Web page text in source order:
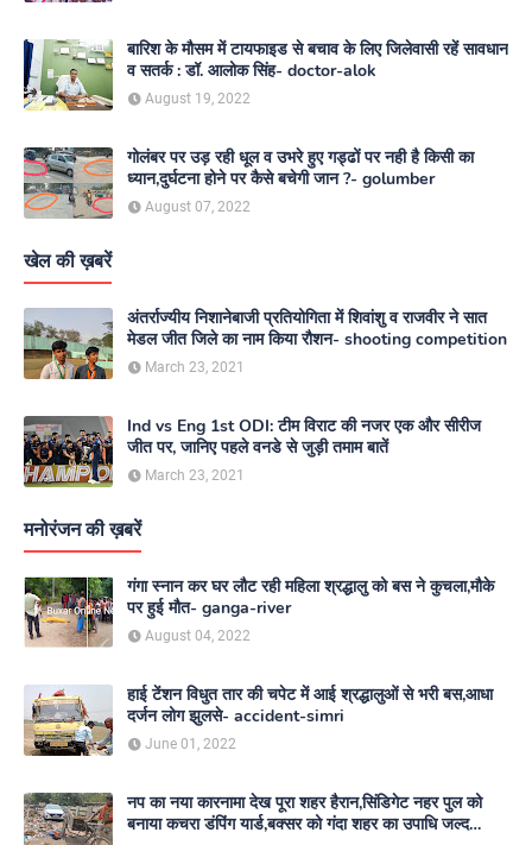
बारिश के मौसम में टायफाइड से बचाव के लिए जिलेवासी रहें सावधान
व सतर्क : डॉ. आलोक सिंह- doctor-alok
August 19, 2022
गोलंबर पर उड़ रही धूल व उभरे हुए गड्ढों पर नही है किसी का
ध्यान,दुर्घटना होने पर कैसे बचेगी जान ?- golumber
August 07, 2022
खेल की ख़बरें
अंतर्राज्यीय निशानेबाजी प्रतियोगिता में शिवांशु व राजवीर ने सात
मेडल जीत जिले का नाम किया रौशन- shooting competition
March 23, 2021
Ind vs Eng 1st ODI: टीम विराट की नजर एक और सीरीज
जीत पर, जानिए पहले वनडे से जुड़ी तमाम बातें
March 23, 2021
मनोरंजन की ख़बरें
गंगा स्नान कर घर लौट रही महिला श्रद्धालु को बस ने कुचला,मौके
पर हुई मौत- ganga-river
August 04, 2022
हाई टेंशन विधुत तार की चपेट में आई श्रद्धालुओं से भरी बस,आधा
दर्जन लोग झुलसे- accident-simri
June 01, 2022
नप का नया कारनामा देख पूरा शहर हैरान,सिंडिगेट नहर पुल को
बनाया कचरा डंपिंग यार्ड,बक्सर को गंदा शहर का उपाधि जल्द